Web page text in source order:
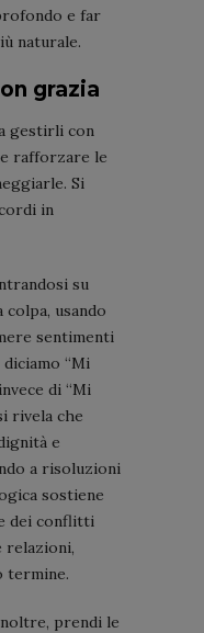
e far
naturale.
grazia
gestirli con
rafforzare le
Si
in
su
usando
sentimenti
diciamo “Mi
di “Mi
rivela che
e
a risoluzioni
sostiene
dei conflitti
relazioni,
termine.
prendi le